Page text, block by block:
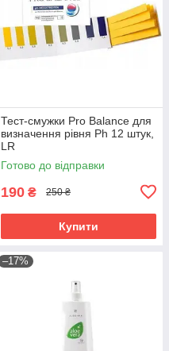
Тест-смужки Pro Balance для
визначення рівня Ph 12 штук,
LR
Готово до відправки
190 ₴ 250 ₴
Купити
–17%